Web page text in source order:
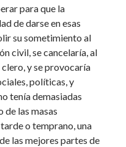
para que la
de darse en esas
su sometimiento al
civil, se cancelaría, al
y se provocaría
políticas, y
tenía demasiadas
las masas
o temprano, una
las mejores partes de